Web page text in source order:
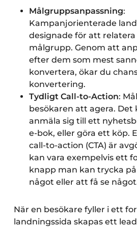
Målgruppsanpassning:
Kampanjorienterade
designade för att
målgrupp. Genom att
efter dem som mest
konvertera, ökar du
konvertering.
Tydligt Call-to-Action:
besökaren att agera. Det
anmäla sig till ett
e-bok, eller göra ett köp.
call-to-action (CTA) är
kan vara exempelvis ett
knapp man kan trycka
något eller att få se
När en besökare fyller i ett
landningssida skapas ett